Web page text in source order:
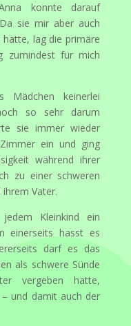
konnte darauf
sie mir aber auch
lag die primäre
zumindest für mich
keinerlei
so sehr darum
sie immer wieder
ein und ging
während ihrer
zu einer schweren
Vater.
Kleinkind ein
einerseits hasst es
darf es das
als schwere Sünde
vergeben hatte,
und damit auch der